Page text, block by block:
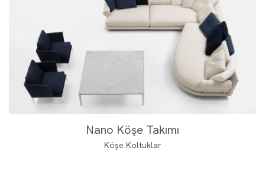
Nano Köşe Takımı
Köşe Koltuklar